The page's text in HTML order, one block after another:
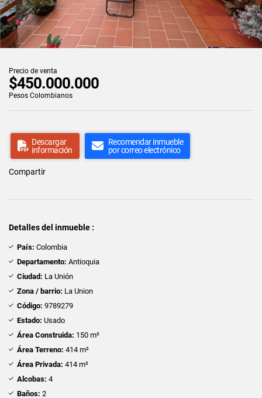
Precio de venta
$450.000.000
Pesos Colombianos
Descargar
información
Recomendar inmueble
por correo electrónico
Compartir
Detalles del inmueble :
País: Colombia
Departamento: Antioquia
Ciudad: La Unión
Zona / barrio: La Union
Código: 9789279
Estado: Usado
Área Construida: 150 m²
Área Terreno: 414 m²
Área Privada: 414 m²
Alcobas: 4
Baños: 2